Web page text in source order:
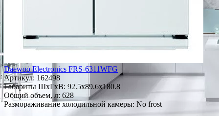
Daewoo Electronics FRS-6311WFG
Артикул: 162498
Габариты ШxГxВ: 92.5x89.6x180.8
Общий объем, л: 628
Размораживание холодильной камеры: No frost